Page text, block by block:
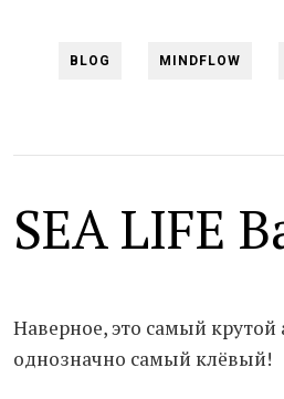
BLOG MINDFLOW
SEA LIFE
Наверное, это самый
однозначно самый клёвый!